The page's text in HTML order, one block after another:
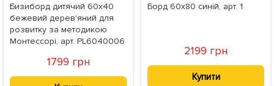
Бизиборд дитячий 60х40
бежевий дерев'яний для
розвитку за методикою
Монтессорі, арт. PL6040006
1799 грн
Борд 60x80 синій, арт. 1
2199 грн
Купити